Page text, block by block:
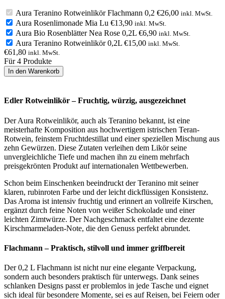
Aura Teranino Rotweinlikör Flachmann 0,2 €26,00 inkl. MwSt.
Aura Rosenlimonade Mia Lu €13,90 inkl. MwSt.
Aura Bio Rosenblätter Nea Rose 0,2L €6,90 inkl. MwSt.
Aura Teranino Rotweinlikör 0,2L €15,00 inkl. MwSt.
€61,80 inkl. MwSt.
Für 4 Produkte
In den Warenkorb
Edler Rotweinlikör – Fruchtig, würzig, ausgezeichnet
Der Aura Rotweinlikör, auch als Teranino bekannt, ist eine
meisterhafte Komposition aus hochwertigem istrischen Teran-
Rotwein, feinstem Fruchtdestillat und einer speziellen Mischung aus
zehn Gewürzen. Diese Zutaten verleihen dem Likör seine
unvergleichliche Tiefe und machen ihn zu einem mehrfach
preisgekrönten Produkt auf internationalen Wettbewerben.
Schon beim Einschenken beeindruckt der Teranino mit seiner
klaren, rubinroten Farbe und der leicht dickflüssigen Konsistenz.
Das Aroma ist intensiv fruchtig und erinnert an vollreife Kirschen,
ergänzt durch feine Noten von weißer Schokolade und einer
leichten Zimtwürze. Der Nachgeschmack entfaltet eine dezente
Kirschmarmeladen-Note, die den Genuss perfekt abrundet.
Flachmann – Praktisch, stilvoll und immer griffbereit
Der 0,2 L Flachmann ist nicht nur eine elegante Verpackung,
sondern auch besonders praktisch für unterwegs. Dank seines
schlanken Designs passt er problemlos in jede Tasche und eignet
sich ideal für besondere Momente, sei es auf Reisen, bei Feiern oder